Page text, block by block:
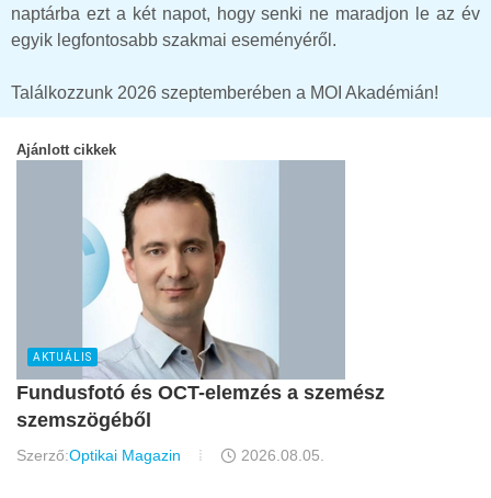
naptárba ezt a két napot, hogy senki ne maradjon le az év
egyik legfontosabb szakmai eseményéről.
Találkozzunk 2026 szeptemberében a MOI Akadémián!
Ajánlott cikkek
AKTUÁLIS
Fundusfotó és OCT-elemzés a szemész
szemszögéből
Szerző:Optikai Magazin 2026.08.05.